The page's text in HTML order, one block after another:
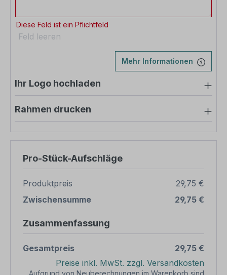
Diese Feld ist ein Pflichtfeld
Feld leeren
Mehr Informationen
Ihr Logo hochladen
Rahmen drucken
Pro-Stück-Aufschläge
Produktpreis
29,75 €
Zwischensumme
29,75 €
Zusammenfassung
Gesamtpreis
29,75 €
Preise inkl. MwSt. zzgl. Versandkosten
Aufgrund von Neuberechnungen im Warenkorb sind